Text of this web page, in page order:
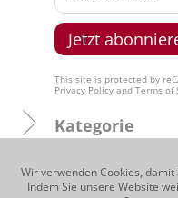
Wir verwenden Cookies,
Indem Sie unsere Website
This site is protected by
Privacy Policy and Terms of
Kategorie
Produzenten